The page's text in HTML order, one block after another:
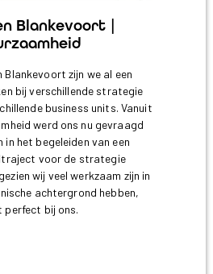
Blankevoort |
zijn we al een
bij verschillende strategie
business units. Vanuit
werd ons nu gevraagd
in het begeleiden van een
voor de strategie
wij veel werkzaam zijn in
achtergrond hebben,
perfect bij ons.